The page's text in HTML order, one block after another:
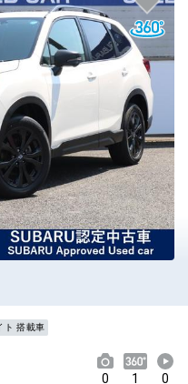
ト 搭載車
0 1 0